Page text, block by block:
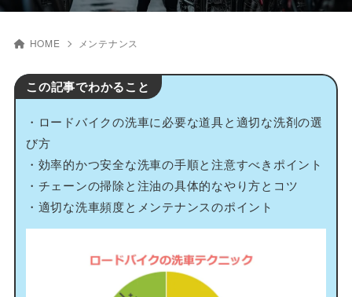
HOME メンテナンス
この記事でわかること
・ロードバイクの洗車に必要な道具と適切な洗剤の選
び方
・効率的かつ安全な洗車の手順と注意すべきポイント
・チェーンの掃除と注油の具体的なやり方とコツ
・適切な洗車頻度とメンテナンスのポイント